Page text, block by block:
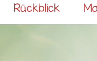
Rückblick